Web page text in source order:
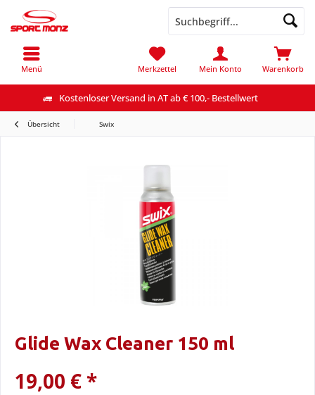
Kostenloser Versand in AT ab € 100,- Bestellwert
Menü Warenkorb
Merkzettel Mein Konto
Übersicht Swix
Glide Wax Cleaner 150 ml
19,00 € *